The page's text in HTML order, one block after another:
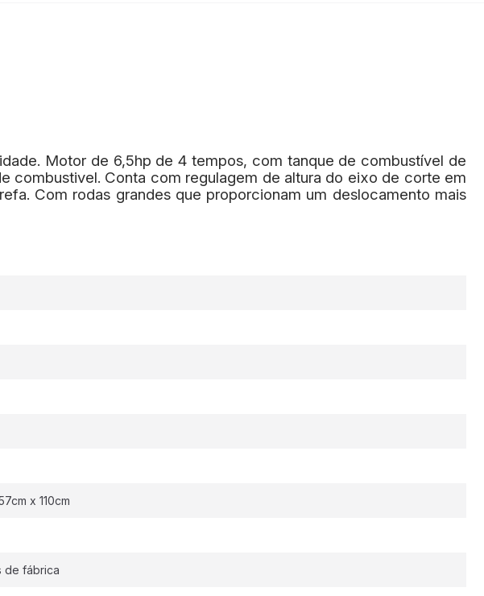
Motor de 6,5hp de 4 tempos, com tanque de combustível de
combustivel. Conta com regulagem de altura do eixo de corte em
Com rodas grandes que proporcionam um deslocamento mais
x 110cm
de fábrica